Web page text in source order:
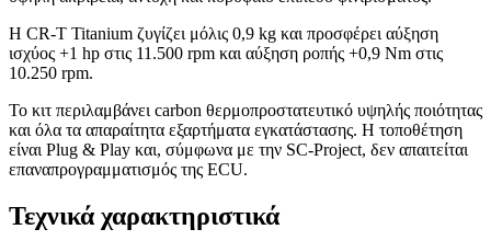
Η CR-T Titanium ζυγίζει μόλις 0,9 kg και προσφέρει αύξηση
ισχύος +1 hp στις 11.500 rpm και αύξηση ροπής +0,9 Nm στις
10.250 rpm.
Το κιτ περιλαμβάνει carbon θερμοπροστατευτικό υψηλής ποιότητας
και όλα τα απαραίτητα εξαρτήματα εγκατάστασης. Η τοποθέτηση
είναι Plug & Play και, σύμφωνα με την SC-Project, δεν απαιτείται
επαναπρογραμματισμός της ECU.
Τεχνικά χαρακτηριστικά